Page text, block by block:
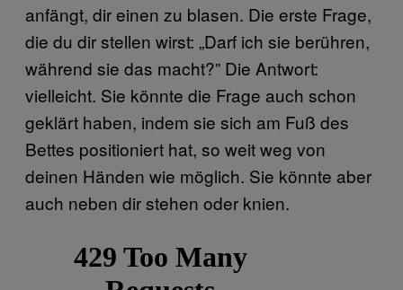
anfängt, dir einen zu blasen. Die erste Frage,
die du dir stellen wirst: „Darf ich sie berühren,
während sie das macht?” Die Antwort:
vielleicht. Sie könnte die Frage auch schon
geklärt haben, indem sie sich am Fuß des
Bettes positioniert hat, so weit weg von
deinen Händen wie möglich. Sie könnte aber
auch neben dir stehen oder knien.